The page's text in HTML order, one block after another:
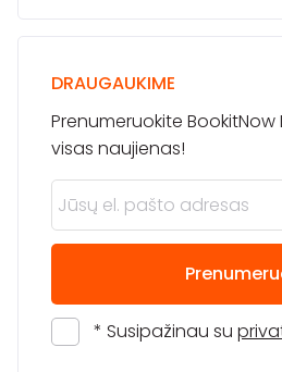
DRAUGAUKIME
Prenumeruokite BookitNow
visas naujienas!
* Susipažinau su